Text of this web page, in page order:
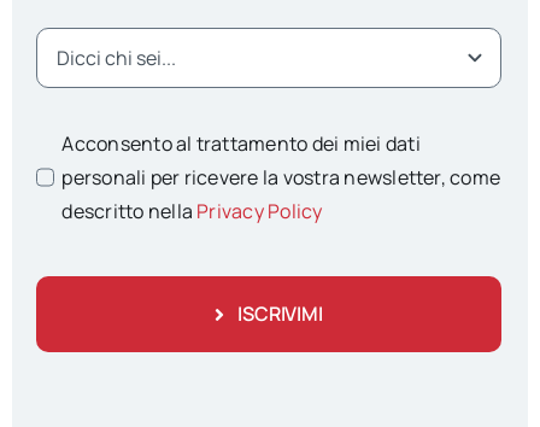
Acconsento al trattamento dei miei dati
personali per ricevere la vostra newsletter, come
descritto nella Privacy Policy
ISCRIVIMI